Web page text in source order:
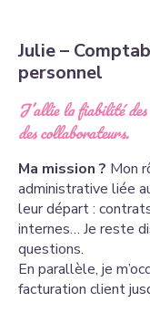
Julie –
personnel
J’allie la fiabilité des
des collaborateurs.
Ma mission ? Mon
administrative liée
leur départ :
internes… Je reste
questions.
En parallèle, je
facturation client